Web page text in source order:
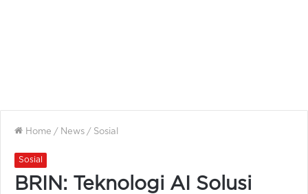
Home / News / Sosial
Sosial
BRIN: Teknologi AI Solusi